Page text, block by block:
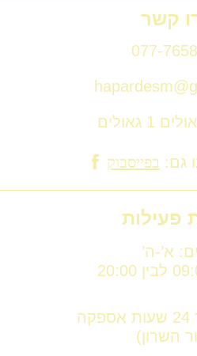
קשר
077-
גאולים
גם: בפייסבוק
פעילות
א’-ה’
השרון)